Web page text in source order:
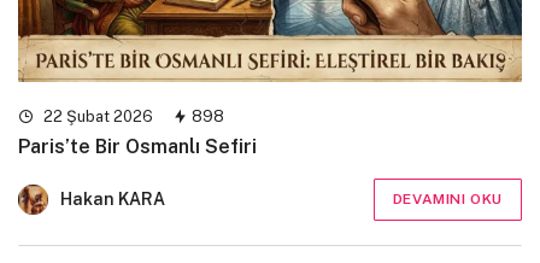
22 Şubat 2026 898
Paris’te Bir Osmanlı Sefiri
Hakan KARA DEVAMINI OKU